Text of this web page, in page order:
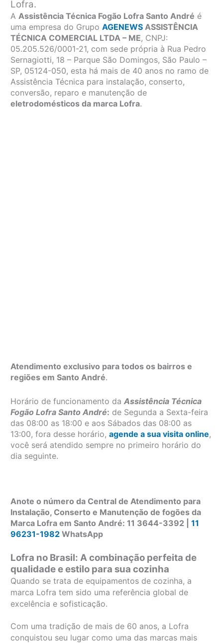
Lofra.
AAssistência Técnica Fogão Lofra Santo André é
uma empresa do GrupoAGENEWS ASSISTÊNCIA
TÉCNICA COMERCIAL LTDA – ME, CNPJ:
05.205.526/0001-21, com sede própria à Rua Pedro
Sernagiotti, 18 – Parque São Domingos, São Paulo –
SP, 05124-050, esta há mais de 40 anos no ramo de
Assistência Técnica para instalação, conserto,
conversão, reparo e manutenção de
eletrodomésticos da marca Lofra.
Atendimento exclusivo para todos os bairros e
regiões em Santo André.
Horário de funcionamento daAssistência Técnica
Fogão Lofra Santo André: de Segunda a Sexta-feira
das 08:00 as 18:00 e aos Sábados das 08:00 as
13:00, fora desse horário,agende a sua visita online,
você será atendido sempre no primeiro horário do
dia seguinte.
Anote o número da Central de Atendimento para
Instalação, Conserto e Manutenção de fogões da
Marca Lofra em Santo André: 11 3644-3392 |11
96231-1982 WhatsApp
Lofra no Brasil: A combinação perfeita de
qualidade e estilo para sua cozinha
Quando se trata de equipamentos de cozinha, a
marca Lofra tem sido uma referência global de
excelência e sofisticação.
Com uma tradição de mais de 60 anos, a Lofra
conquistou seu lugar como uma das marcas mais